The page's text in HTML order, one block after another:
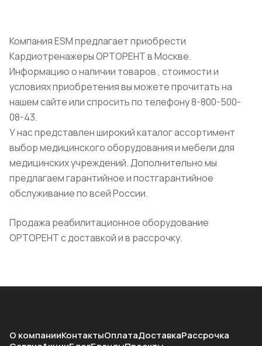
Компания ESM предлагает приобрести
Кардиотренажеры ОРТОРЕНТ в Москве.
Информацию о наличии товаров , стоимости и
условиях приобретения вы можете прочитать на
нашем сайте или спросить по телефону 8-800-500-
08-43.
У нас представлен широкий каталог ассортимент
выбор медицинского оборудования и мебели для
медицинских учреждений. Дополнительно мы
предлагаем гарантийное и постгарантийное
обслуживание по всей России.
Продажа реабилитационное оборудование
ОРТОРЕНТ с доставкой и в рассрочку.
О компанииКонтактыОплатаДоставкаРассрочка